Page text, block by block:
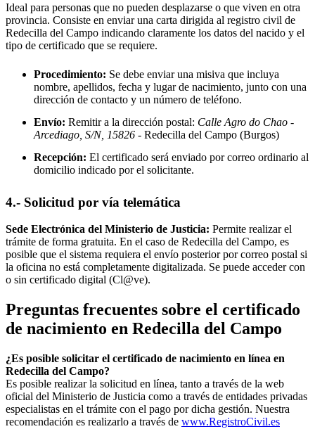
Ideal para personas que no pueden desplazarse o que viven en otra
provincia. Consiste en enviar una carta dirigida al registro civil de
Redecilla del Campo indicando claramente los datos del nacido y el
tipo de certificado que se requiere.
Procedimiento: Se debe enviar una misiva que incluya
nombre, apellidos, fecha y lugar de nacimiento, junto con una
dirección de contacto y un número de teléfono.
Envío: Remitir a la dirección postal: Calle Agro do Chao -
Arcediago, S/N, 15826 - Redecilla del Campo (Burgos)
Recepción: El certificado será enviado por correo ordinario al
domicilio indicado por el solicitante.
4.- Solicitud por vía telemática
Sede Electrónica del Ministerio de Justicia: Permite realizar el
trámite de forma gratuita. En el caso de Redecilla del Campo, es
posible que el sistema requiera el envío posterior por correo postal si
la oficina no está completamente digitalizada. Se puede acceder con
o sin certificado digital (Cl@ve).
Preguntas frecuentes sobre el certificado
de nacimiento en Redecilla del Campo
¿Es posible solicitar el certificado de nacimiento en línea en
Redecilla del Campo?
Es posible realizar la solicitud en línea, tanto a través de la web
oficial del Ministerio de Justicia como a través de entidades privadas
especialistas en el trámite con el pago por dicha gestión. Nuestra
recomendación es realizarlo a través de www.RegistroCivil.es